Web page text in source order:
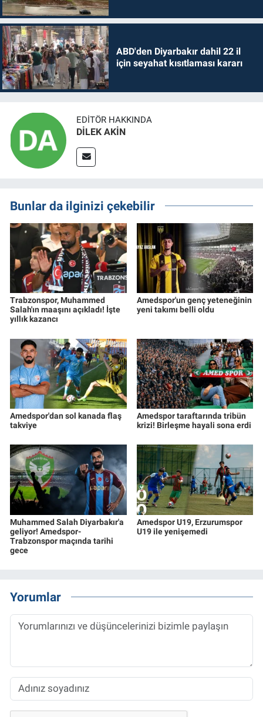
ABD'den Diyarbakır dahil 22 il
için seyahat kısıtlaması kararı
EDITÖR HAKKINDA
DİLEK AKİN
Bunlar da ilginizi çekebilir
Trabzonspor, Muhammed
Salah'ın maaşını açıkladı! İşte
yıllık kazancı
Amedspor'un genç yeteneğinin
yeni takımı belli oldu
Amedspor'dan sol kanada flaş
takviye
Amedspor taraftarında tribün
krizi! Birleşme hayali sona erdi
Muhammed Salah Diyarbakır'a
geliyor! Amedspor-
Trabzonspor maçında tarihi
gece
Amedspor U19, Erzurumspor
U19 ile yenişemedi
Yorumlar